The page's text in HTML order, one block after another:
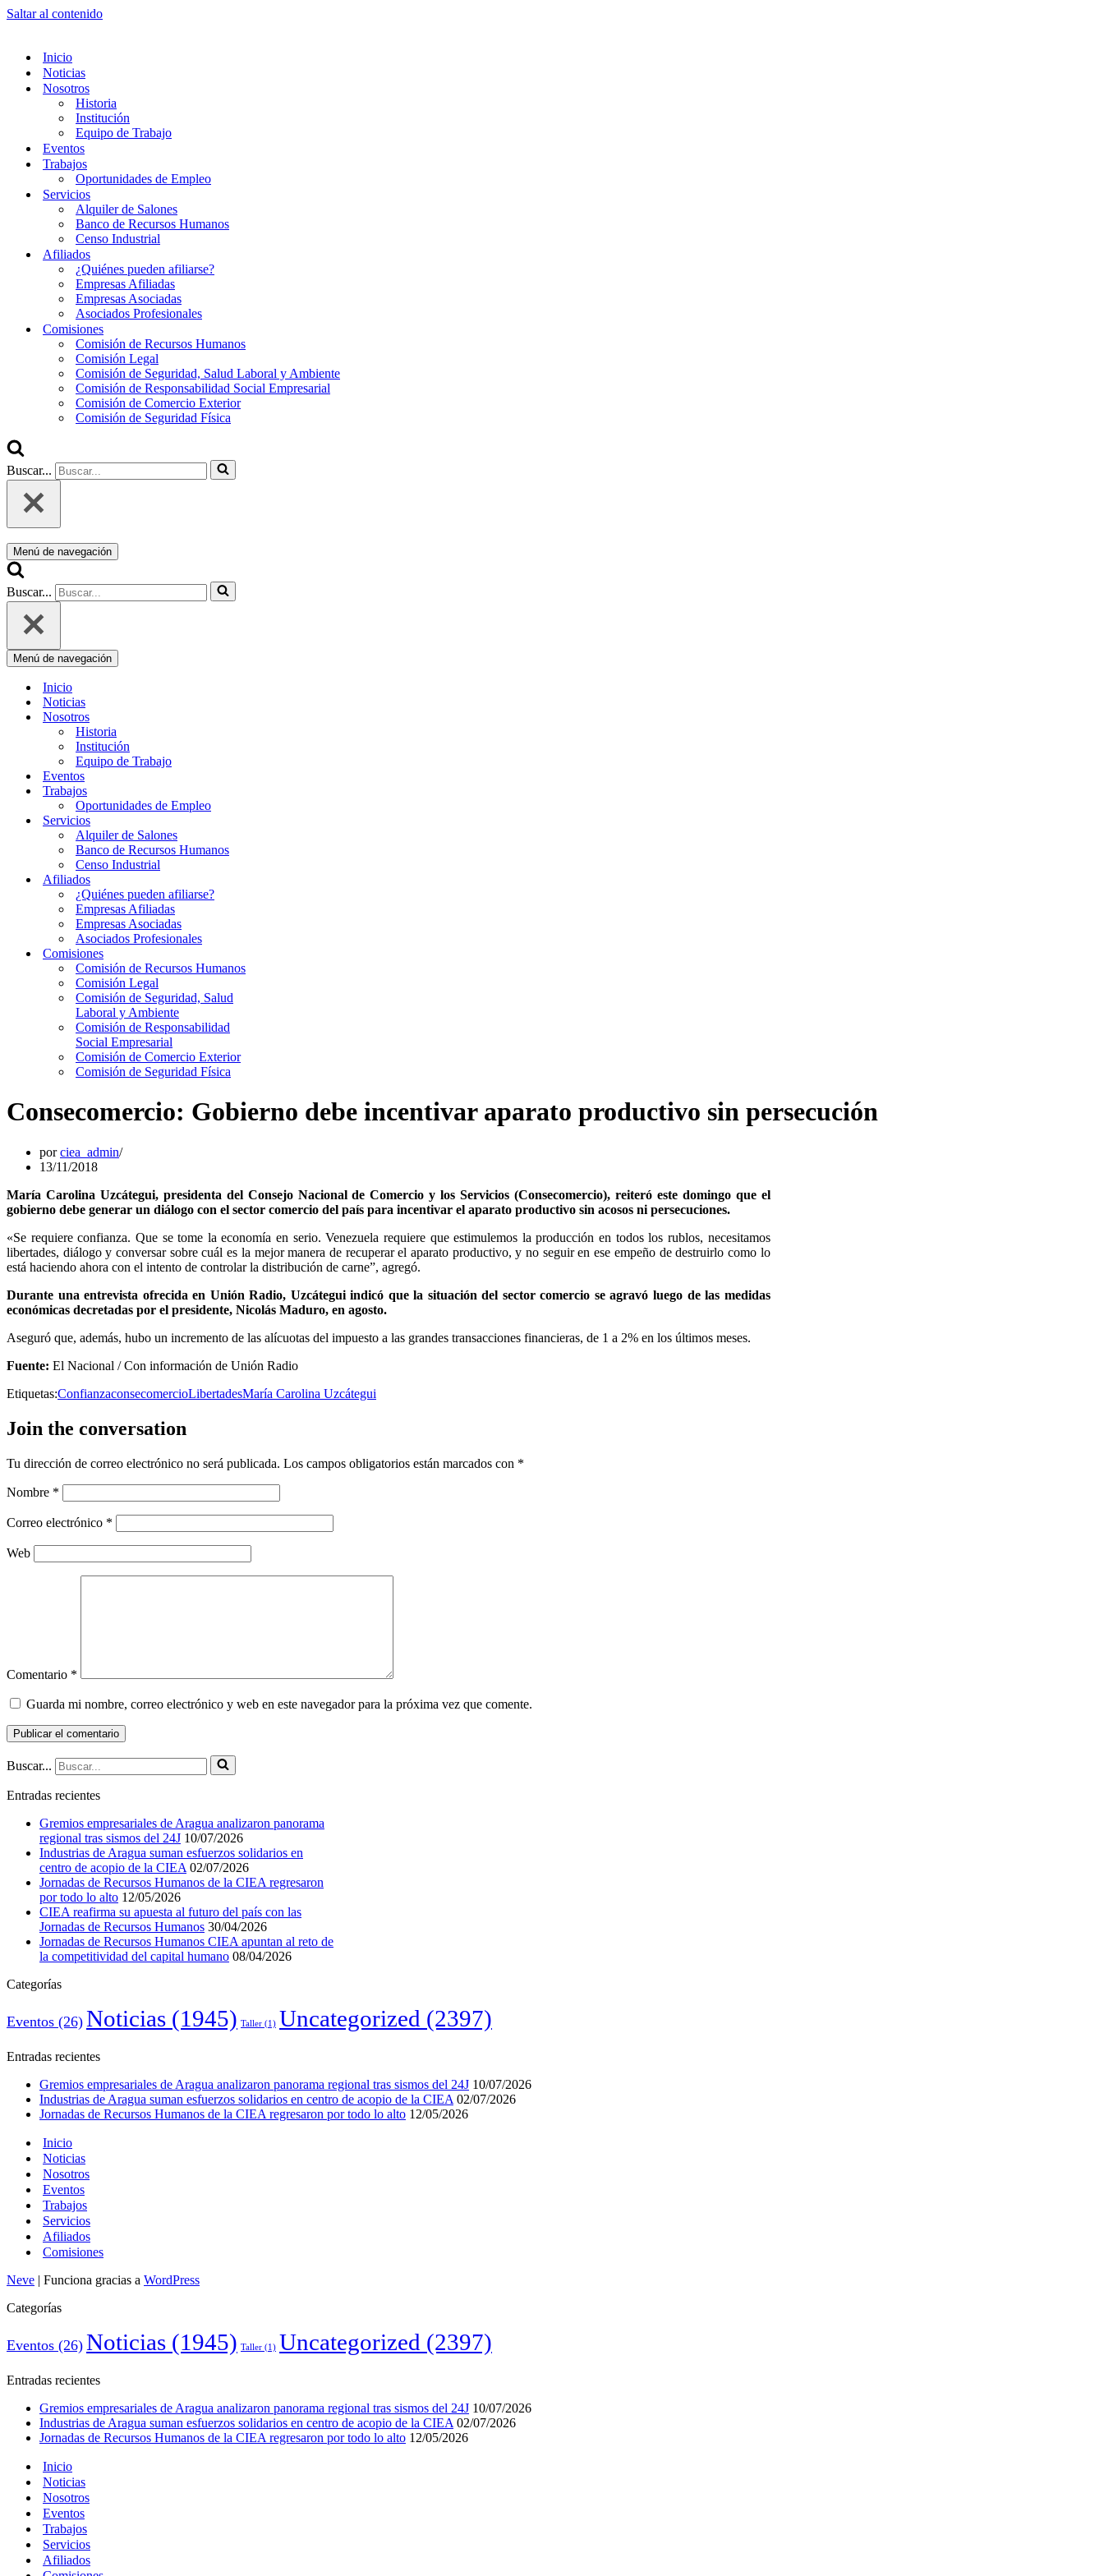
Saltar al contenido
Inicio
Noticias
Nosotros
Historia
Institución
Equipo de Trabajo
Eventos
Trabajos
Oportunidades de Empleo
Servicios
Alquiler de Salones
Banco de Recursos Humanos
Censo Industrial
Afiliados
¿Quiénes pueden afiliarse?
Empresas Afiliadas
Empresas Asociadas
Asociados Profesionales
Comisiones
Comisión de Recursos Humanos
Comisión Legal
Comisión de Seguridad, Salud Laboral y Ambiente
Comisión de Responsabilidad Social Empresarial
Comisión de Comercio Exterior
Comisión de Seguridad Física
Buscar...
Menú de navegación
Buscar...
Menú de navegación
Inicio
Noticias
Nosotros
Historia
Institución
Equipo de Trabajo
Eventos
Trabajos
Oportunidades de Empleo
Servicios
Alquiler de Salones
Banco de Recursos Humanos
Censo Industrial
Afiliados
¿Quiénes pueden afiliarse?
Empresas Afiliadas
Empresas Asociadas
Asociados Profesionales
Comisiones
Comisión de Recursos Humanos
Comisión Legal
Comisión de Seguridad, Salud
Laboral y Ambiente
Comisión de Responsabilidad
Social Empresarial
Comisión de Comercio Exterior
Comisión de Seguridad Física
Consecomercio: Gobierno debe incentivar aparato productivo sin persecución
porciea_admin
13/11/2018
María Carolina Uzcátegui, presidenta del Consejo Nacional de Comercio y los Servicios (Consecomercio), reiteró este domingo que el
gobierno debe generar un diálogo con el sector comercio del país para incentivar el aparato productivo sin acosos ni persecuciones.
«Se requiere confianza. Que se tome la economía en serio. Venezuela requiere que estimulemos la producción en todos los rublos, necesitamos
libertades, diálogo y conversar sobre cuál es la mejor manera de recuperar el aparato productivo, y no seguir en ese empeño de destruirlo como lo
está haciendo ahora con el intento de controlar la distribución de carne”, agregó.
Durante una entrevista ofrecida en Unión Radio, Uzcátegui indicó que la situación del sector comercio se agravó luego de las medidas
económicas decretadas por el presidente, Nicolás Maduro, en agosto.
Aseguró que, además, hubo un incremento de las alícuotas del impuesto a las grandes transacciones financieras, de 1 a 2% en los últimos meses.
Fuente: El Nacional / Con información de Unión Radio
Etiquetas:ConfianzaconsecomercioLibertadesMaría Carolina Uzcátegui
Join the conversation
Tu dirección de correo electrónico no será publicada. Los campos obligatorios están marcados con *
Nombre *
Correo electrónico *
Web
Comentario *
Guarda mi nombre, correo electrónico y web en este navegador para la próxima vez que comente.
Buscar...
Entradas recientes
Gremios empresariales de Aragua analizaron panorama
regional tras sismos del 24J 10/07/2026
Industrias de Aragua suman esfuerzos solidarios en
centro de acopio de la CIEA 02/07/2026
Jornadas de Recursos Humanos de la CIEA regresaron
por todo lo alto 12/05/2026
CIEA reafirma su apuesta al futuro del país con las
Jornadas de Recursos Humanos 30/04/2026
Jornadas de Recursos Humanos CIEA apuntan al reto de
la competitividad del capital humano 08/04/2026
Categorías
Eventos (26) Noticias (1945) Taller (1) Uncategorized (2397)
Entradas recientes
Gremios empresariales de Aragua analizaron panorama regional tras sismos del 24J 10/07/2026
Industrias de Aragua suman esfuerzos solidarios en centro de acopio de la CIEA 02/07/2026
Jornadas de Recursos Humanos de la CIEA regresaron por todo lo alto 12/05/2026
Inicio
Noticias
Nosotros
Eventos
Trabajos
Servicios
Afiliados
Comisiones
Neve | Funciona gracias a WordPress
Categorías
Eventos (26) Noticias (1945) Taller (1) Uncategorized (2397)
Entradas recientes
Gremios empresariales de Aragua analizaron panorama regional tras sismos del 24J 10/07/2026
Industrias de Aragua suman esfuerzos solidarios en centro de acopio de la CIEA 02/07/2026
Jornadas de Recursos Humanos de la CIEA regresaron por todo lo alto 12/05/2026
Inicio
Noticias
Nosotros
Eventos
Trabajos
Servicios
Afiliados